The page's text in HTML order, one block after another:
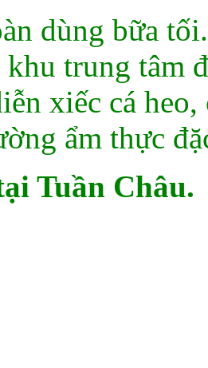
dùng bữa
trung tâm
xiếc cá heo,
ẩm thực
Tuần Châu.